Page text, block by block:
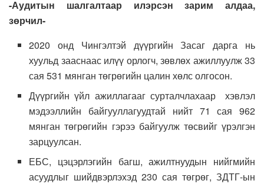
-Аудитын шалгалтаар илэрсэн зарим алдаа,
зөрчил-
2020 онд Чингэлтэй дүүргийн Засаг дарга нь
хуульд зааснаас илүү орлогч, зөвлөх ажиллуулж 33
сая 531 мянган төгрөгийн цалин хөлс олгосон.
Дүүргийн үйл ажиллагааг сурталчлахаар хэвлэл
мэдээллийн байгууллагуудтай нийт 71 сая 962
мянган төгрөгийн гэрээ байгуулж төсвийг үрэлгэн
зарцуулсан.
ЕБС, цэцэрлэгийн багш, ажилтнуудын нийгмийн
асуудлыг шийдвэрлэхэд 230 сая төгрөг, ЗДТГ-ын